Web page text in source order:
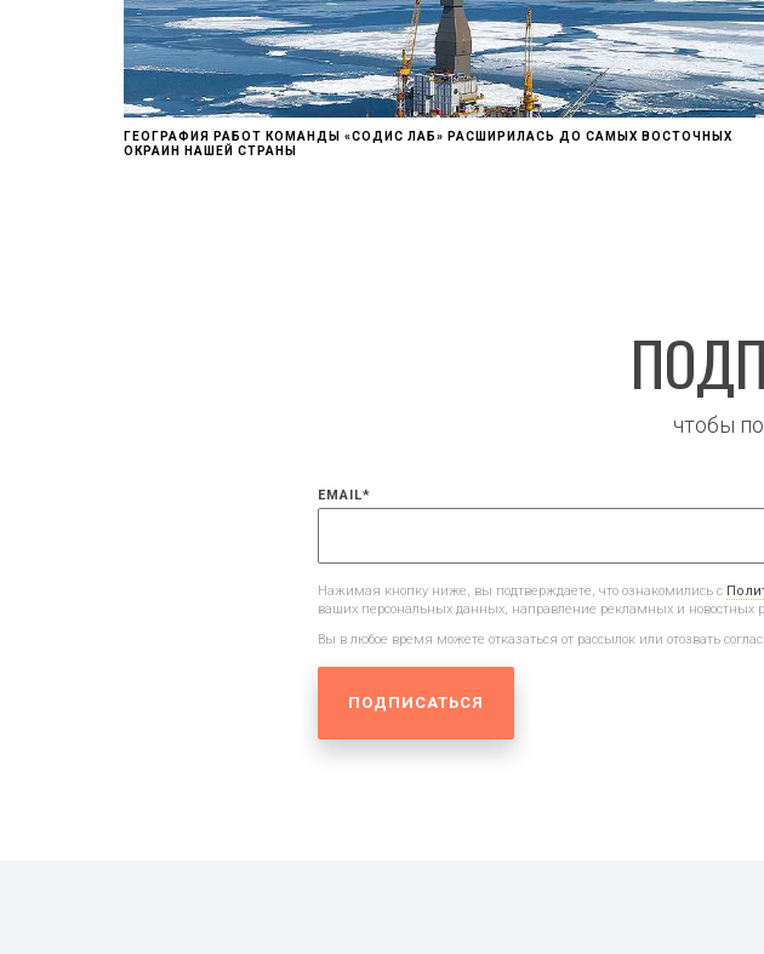
ГЕОГРАФИЯ РАБОТ КОМАНДЫ «СОДИС ЛАБ» РАСШИРИЛАСЬ ДО САМЫХ ВОСТОЧНЫХ
ОКРАИН НАШЕЙ СТРАНЫ
чтобы
EMAIL*
Нажимая кнопку ниже, вы подтверждаете, что ознакомились с
ваших персональных данных, направление рекламных и новостных
Вы в любое время можете отказаться от рассылок или отозвать